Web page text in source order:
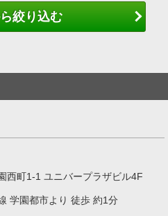
絞り込む
西町1-1 ユニバープラザビル4F
学園都市より 徒歩 約1分